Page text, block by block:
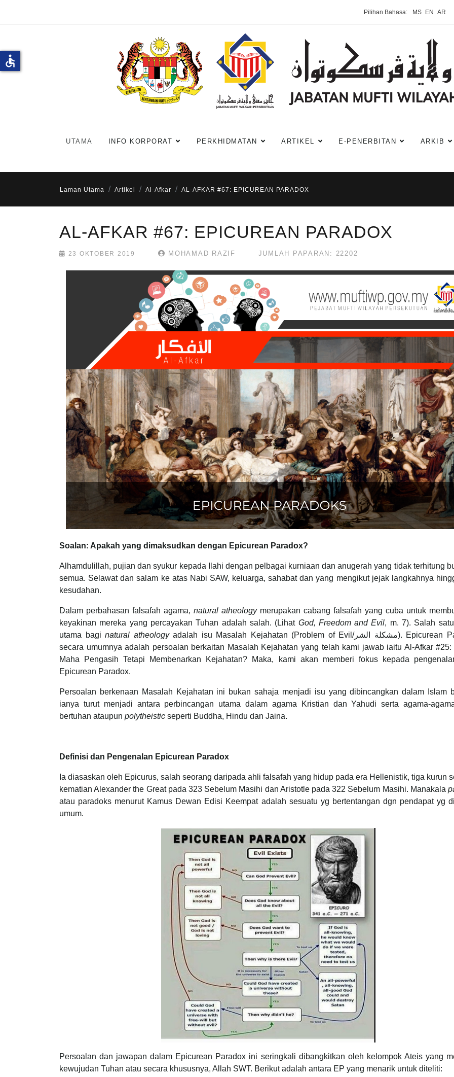
Pilihan Bahasa: MS EN AR
UTAMA INFO KORPORAT PERKHIDMATAN ARTIKEL E-PENERBITAN ARKIB
Laman Utama Artikel Al-Afkar AL-AFKAR #67: EPICUREAN PARADOX
AL-AFKAR #67: EPICUREAN PARADOX
23 OKTOBER 2019 MOHAMAD RAZIF JUMLAH PAPARAN: 22202
Soalan: Apakah yang dimaksudkan dengan Epicurean Paradox?
Alhamdulillah, pujian dan syukur kepada Ilahi dengan pelbagai kurniaan dan anugerah yang tidak terhitung
semua. Selawat dan salam ke atas Nabi SAW, keluarga, sahabat dan yang mengikut jejak langkahnya
kesudahan.
Dalam perbahasan falsafah agama, natural atheologymerupakan cabang falsafah yang cuba untuk
keyakinan mereka yang percayakan Tuhan adalah salah. (Lihat God, Freedom and Evil, m. 7). Salah
utama baginatural atheologyadalah isu Masalah Kejahatan (Problem of Evil/مشكلة الشر). Epicurean Paradox
secara umumnya adalah persoalan berkaitan Masalah Kejahatan yang telah kami jawab iaitu Al-Afkar #25:
Maha Pengasih Tetapi Membenarkan Kejahatan? Maka, kami akan memberi fokus kepada
Epicurean Paradox.
Persoalan berkenaan Masalah Kejahatan ini bukan sahaja menjadi isu yang dibincangkan dalam Islam
ianya turut menjadi antara perbincangan utama dalam agama Kristian dan Yahudi serta agama-
bertuhan ataupun polytheistic seperti Buddha, Hindu dan Jaina.
Definisi dan Pengenalan Epicurean Paradox
Ia diasaskan oleh Epicurus, salah seorang daripada ahli falsafah yang hidup pada era Hellenistik, tiga kurun
kematian Alexander the Great pada 323 Sebelum Masihi dan Aristotle pada 322 Sebelum Masihi. Manakala
atau paradoks menurut Kamus Dewan Edisi Keempat adalah sesuatu yg bertentangan dgn pendapat yg
umum.
Persoalan dan jawapan dalam Epicurean Paradox ini seringkali dibangkitkan oleh kelompok Ateis yang
kewujudan Tuhan atau secara khususnya, Allah SWT. Berikut adalah antara EP yang menarik untuk diteliti:
accessible